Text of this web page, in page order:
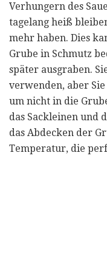
Verhungern des
tagelang heiß
mehr haben. Dies
Grube in Schmutz
später ausgraben.
verwenden, aber
um nicht in die
das Sackleinen und
das Abdecken der
Temperatur, die